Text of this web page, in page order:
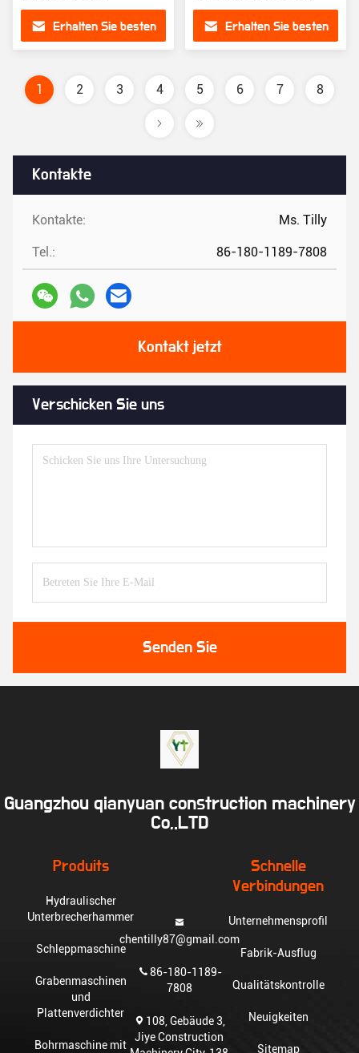
Kontakte
Kontakte: Ms. Tilly
Tel.: 86-180-1189-7808
Kontakt jetzt
Verschicken Sie uns
Senden Sie
Erhalten Sie besten Erhalten Sie besten
1 2 3 4 5 6 7 8
Guangzhou qianyuan construction machinery
Co,.LTD
Produits
Hydraulischer
Unterbrecherhammer
Schleppmaschine
Grabenmaschinen
und
Plattenverdichter
Bohrmaschine mit
chentilly87@gmail.com
86-180-1189-
7808
108, Gebäude 3,
Jiye Construction
Schnelle
Verbindungen
Unternehmensprofil
Fabrik-Ausflug
Qualitätskontrolle
Neuigkeiten
Sitemap